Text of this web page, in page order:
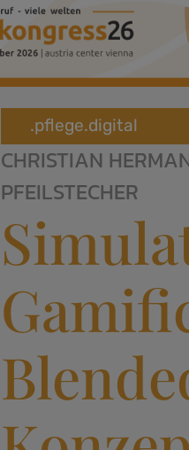
.pflege.digital
CHRISTIAN
PFEILSTECHER